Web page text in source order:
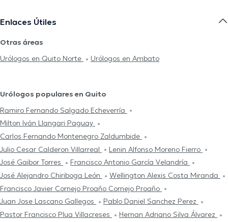
Enlaces Útiles
Otras áreas
Urólogos en Quito Norte
Urólogos en Ambato
Urólogos populares en Quito
Ramiro Fernando Salgado Echeverría
Milton Iván Llangari Paguay
Carlos Fernando Montenegro Zaldumbide
Julio Cesar Calderon Villarreal
Lenin Alfonso Moreno Fierro
José Gaibor Torres
Francisco Antonio García Velandría
José Alejandro Chiriboga León
Wellington Alexis Costa Miranda
Francisco Javier Cornejo Proaño Cornejo Proaño
Juan Jose Lascano Gallegos
Pablo Daniel Sanchez Perez
Pastor Francisco Plua Villacreses
Hernan Adriano Silva Álvarez